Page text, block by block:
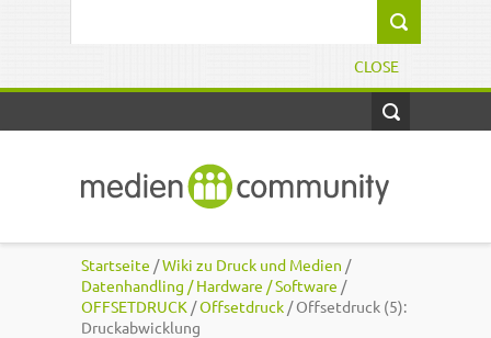
CLOSE
Startseite /Wiki zu Druck und Medien /
Datenhandling / Hardware / Software /
OFFSETDRUCK /Offsetdruck / Offsetdruck (5):
Druckabwicklung